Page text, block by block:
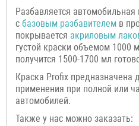
Разбавляется
с базовым разбавителем в
покрывается акриловым
густой краски объемом 1000
получится 1500-1700 мл
Краска Profix предназначена
применения при полной или
автомобилей.
Также у нас можно заказать: